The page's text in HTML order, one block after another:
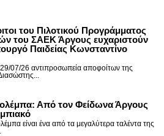
του Πιλοτικού Προγράμματος
του ΣΑΕΚ Άργους ευχαριστούν
Παιδείας Κωνσταντίνο
07/26 αντιπροσωπεία αποφοίτων της
Από τον Φείδωνα Άργους
είναι ένα από τα μεγαλύτερα ταλέντα της